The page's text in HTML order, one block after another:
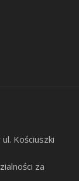
Kościuszki
za